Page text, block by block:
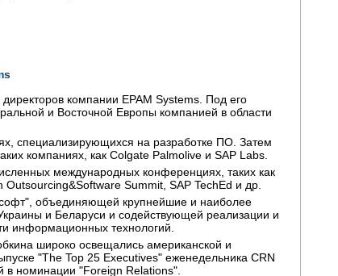
компании EPAM Systems. Под его
и Восточной Европы компанией в области
специализирующихся на разработке ПО. Затем
компаниях, как Colgate Palmolive и SAP Labs.
международных конференциях, таких как
Summit, SAP TechEd и др.
объединяющей крупнейшие и наиболее
и Беларуси и содействующей реализации и
информационных технологий.
широко освещались американской и
"The Top 25 Executives" еженедельника CRN
в номинации "Foreign Relations".